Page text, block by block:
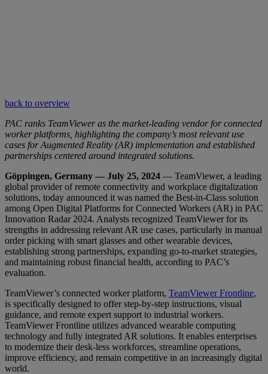
back to overview
PAC ranks TeamViewer as the market-leading vendor for connected
worker platforms, highlighting the company’s most relevant use
cases for Augmented Reality (AR) implementation and established
partnerships centered around integrated solutions.
Göppingen, Germany — July 25, 2024 — TeamViewer, a leading
global provider of remote connectivity and workplace digitalization
solutions, today announced it was named the Best-in-Class solution
among Open Digital Platforms for Connected Workers (AR) in PAC
Innovation Radar 2024. Analysts recognized TeamViewer for its
strengths in addressing relevant AR use cases, particularly in manual
order picking with smart glasses and other wearable devices,
establishing strong partnerships, expanding go-to-market strategies,
and maintaining robust financial health, according to PAC’s
evaluation.
TeamViewer’s connected worker platform, TeamViewer Frontline,
is specifically designed to offer step-by-step instructions, visual
guidance, and remote expert support to industrial workers.
TeamViewer Frontline utilizes advanced wearable computing
technology and fully integrated AR solutions. It enables enterprises
to modernize their desk-less workforces, streamline operations,
improve efficiency, and remain competitive in an increasingly digital
world.